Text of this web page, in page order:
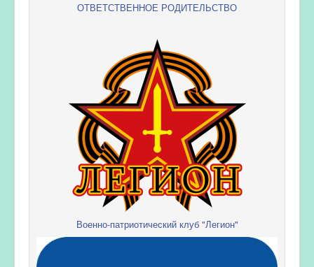
ОТВЕТСТВЕННОЕ РОДИТЕЛЬСТВО
Военно-патриотический клуб "Легион"